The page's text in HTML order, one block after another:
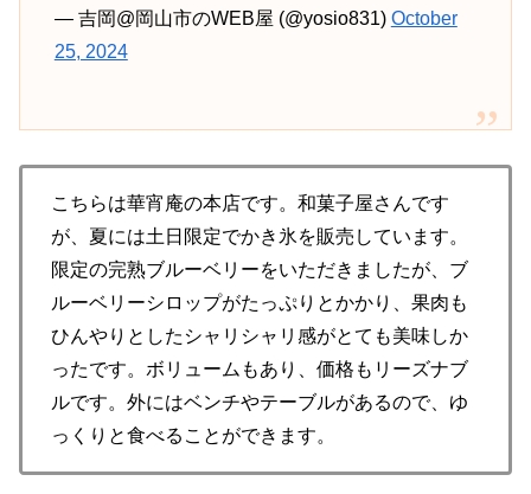
— 吉岡@岡山市のWEB屋 (@yosio831) October
25, 2024
こちらは華宵庵の本店です。和菓子屋さんです
が、夏には土日限定でかき氷を販売しています。
限定の完熟ブルーベリーをいただきましたが、ブ
ルーベリーシロップがたっぷりとかかり、果肉も
ひんやりとしたシャリシャリ感がとても美味しか
ったです。ボリュームもあり、価格もリーズナブ
ルです。外にはベンチやテーブルがあるので、ゆ
っくりと食べることができます。